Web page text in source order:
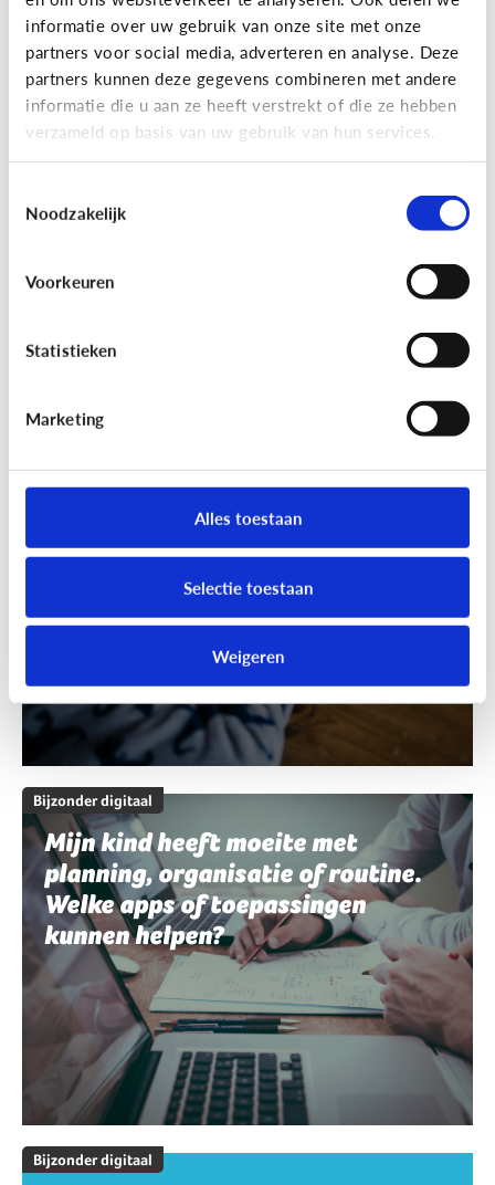
informatie over uw gebruik van onze site met onze
partners voor social media, adverteren en analyse. Deze
partners kunnen deze gegevens combineren met andere
informatie die u aan ze heeft verstrekt of die ze hebben
verzameld op basis van uw gebruik van hun services.
Noodzakelijk
Voorkeuren
Statistieken
Marketing
Alles toestaan
Selectie toestaan
Weigeren
Bijzonder digitaal
Mijn kind is slechtziend of blind.
Welke apps of toepassingen
Mijn kind heeft moeite met
schrijven en spelling. Welke apps
of toepassingen kunnen helpen?
Bijzonder digitaal
Mijn kind heeft moeite met
planning, organisatie of routine.
Welke apps of toepassingen
kunnen helpen?
Bijzonder digitaal